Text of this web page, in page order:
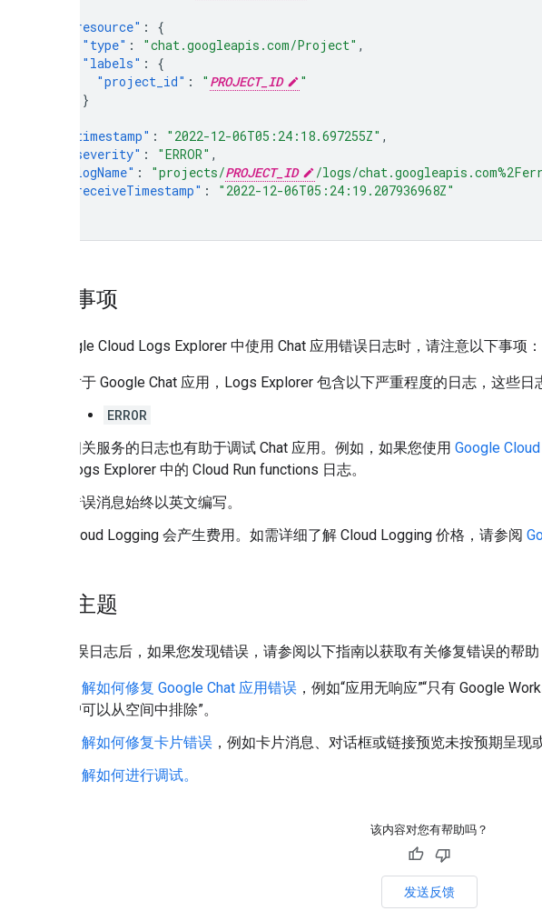
"resource" :
{
"type" : "chat.googleapis.com/Project" ,
"labels" :
{
"project_id" : " PROJECT_ID
"
}
"timestamp" : "2022-12-06T05:24:18.697255Z" ,
"severity" : "ERROR" ,
"logName" : "projects/PROJECT_ID /logs/
"receiveTimestamp" :
"2022-12-06T05:24:19.207936968Z"
注意事项
在 Google Cloud Logs Explorer 中使用 Chat 应用错误日志时，请注意以下事项：
对于 Google Chat 应用，Logs Explorer 包含以下严重程度的日志，这些日
ERROR
相关服务的日志也有助于调试 Chat 应用。例如，如果您使用 Google
Logs Explorer 中的 Cloud Run functions 日志。
错误消息始终以英文编写。
Cloud Logging 会产生费用。如需详细了解 Cloud Logging 价格，请参阅
相关主题
查询错误日志后，如果您发现错误，请参阅以下指南以获取有关修复错误的帮助
了解如何修复 Google Chat 应用错误 ，例如“应用无响应”“只有 Google
户可以从空间中排除”。
了解如何修复卡片错误 ，例如卡片消息、对话框或链接预览未按预期呈现
了解如何进行调试。
该内容对您有帮助吗？
发送反馈